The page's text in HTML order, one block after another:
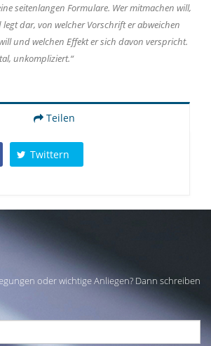
seitenlangen Formulare. Wer mitmachen will,
dar, von welcher Vorschrift er abweichen
und welchen Effekt er sich davon verspricht.
unkompliziert.“
Teilen
Twittern
oder wichtige Anliegen? Dann schreiben